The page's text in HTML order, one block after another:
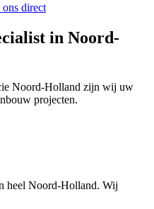
direct
in Noord-
Noord-Holland zijn wij uw
projecten.
heel Noord-Holland. Wij